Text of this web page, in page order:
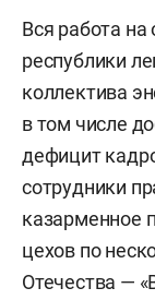
Вся работа
республики
коллектива
в том числе
дефицит
сотрудники
казарменное
цехов по
Отечества —